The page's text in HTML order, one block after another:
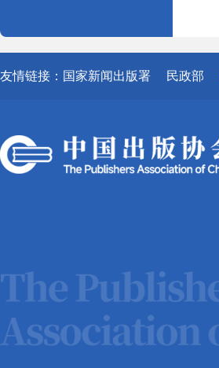
友情链接： 国家新闻出版署 民政部